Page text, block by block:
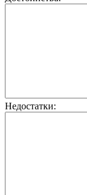
Недостатки: